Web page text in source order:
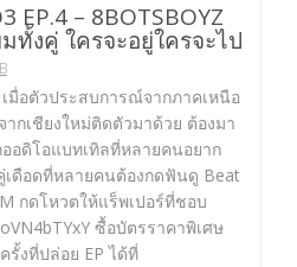
EP.4 – 8BOTSBOYZ
ทั้งคู่ ใครจะอยู่ใครจะไป
มื่อตัวประสบการณ์จากภาคเหนือ
กเชียงใหม่ติดตัวมาด้วย ต้องมา
อดิโอแบทเทิลที่หลายคนอยาก
ดือดที่หลายคนต้องกดฟันดู Beat
กดโหวตให้แร็พเปอร์ที่ชอบ
ซื้อบัตรราคาพิเศษ
รั้งที่ปล่อย EP ได้ที่